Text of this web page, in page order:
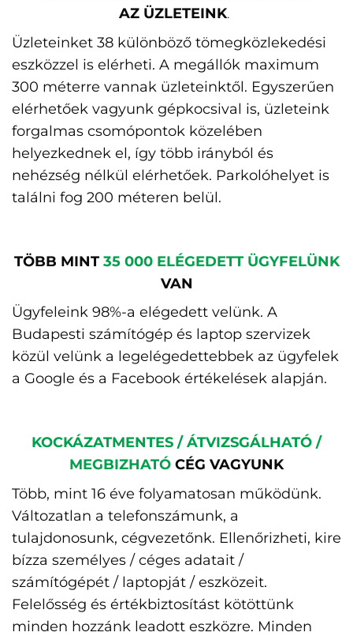
AZ ÜZLETEINK.
Üzleteinket 38 különböző tömegközlekedési
eszközzel is elérheti. A megállók maximum
300 méterre vannak üzleteinktől. Egyszerűen
elérhetőek vagyunk gépkocsival is, üzleteink
forgalmas csomópontok közelében
helyezkednek el, így több irányból és
nehézség nélkül elérhetőek. Parkolóhelyet is
találni fog 200 méteren belül.
TÖBB MINT 35 000 ELÉGEDETT ÜGYFELÜNK
VAN
Ügyfeleink 98%-a elégedett velünk. A
Budapesti számítógép és laptop szervizek
közül velünk a legelégedettebbek az ügyfelek
a Google és a Facebook értékelések alapján.
KOCKÁZATMENTES / ÁTVIZSGÁLHATÓ /
MEGBIZHATÓ CÉG VAGYUNK
Több, mint 16 éve folyamatosan működünk.
Változatlan a telefonszámunk, a
tulajdonosunk, cégvezetőnk. Ellenőrizheti, kire
bízza személyes / céges adatait /
számítógépét / laptopját / eszközeit.
Felelősség és értékbiztosítást kötöttünk
minden hozzánk leadott eszközre. Minden